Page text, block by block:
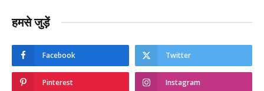
हमसे जुड़ें
Facebook Twitter
Pinterest Instagram